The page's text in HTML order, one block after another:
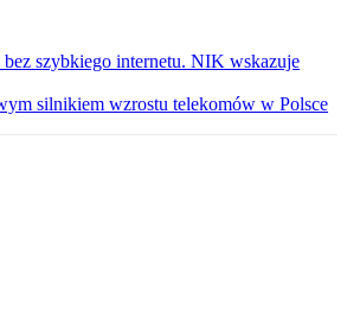
szybkiego internetu. NIK wskazuje
silnikiem wzrostu telekomów w Polsce